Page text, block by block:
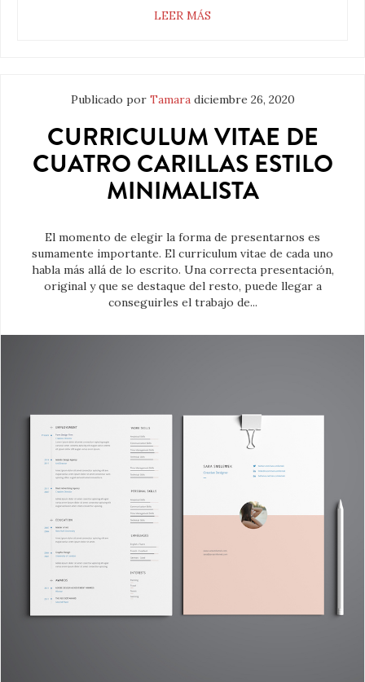
LEER MÁS
Publicado por Tamara diciembre 26, 2020
CURRICULUM VITAE DE
CUATRO CARILLAS ESTILO
MINIMALISTA
El momento de elegir la forma de presentarnos es
sumamente importante. El curriculum vitae de cada uno
habla más allá de lo escrito. Una correcta presentación,
original y que se destaque del resto, puede llegar a
conseguirles el trabajo de...